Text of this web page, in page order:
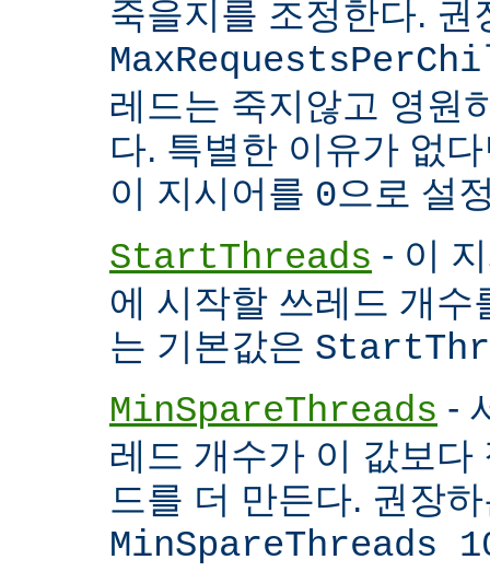
죽을지를 조정한다. 권
레드는 죽지않고 영원
다. 특별한 이유가 없
이 지시어를 0으로 설
StartThreads - 이
에 시작할 쓰레드 개수
는 기본값은
MinSpareThreads -
레드 개수가 이 값보다
드를 더 만든다. 권장
MinSpareThreads